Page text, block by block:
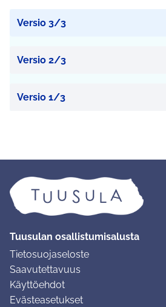
Versio 3/3
Versio 2/3
Versio 1/3
Tuusulan osallistumisalusta
Tietosuojaseloste
Saavutettavuus
Käyttöehdot
Evästeasetukset